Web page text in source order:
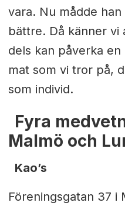
vara. Nu mådde
bättre. Då känner vi
dels kan påverka
mat som vi tror på,
som individ.
Fyra
Malmö och
Kao’s
Föreningsgatan 37 i